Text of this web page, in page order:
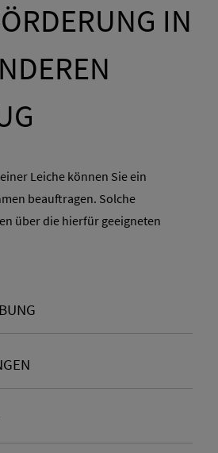
IN
Leiche können Sie ein
beauftragen. Solche
über die hierfür geeigneten